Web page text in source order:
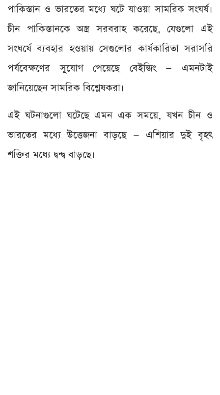
পাকিস্তান ও ভারতের মধ্যে ঘটে যাওয়া সামরিক সংঘর্ষ।
চীন পাকিস্তানকে অস্ত্র সরবরাহ করেছে, যেগুলো এই
সংঘর্ষে ব্যবহার হওয়ায় সেগুলোর কার্যকারিতা সরাসরি
পর্যবেক্ষণের সুযোগ পেয়েছে বেইজিং — এমনটাই
জানিয়েছেন সামরিক বিশ্লেষকরা।
এই ঘটনাগুলো ঘটেছে এমন এক সময়ে, যখন চীন ও
ভারতের মধ্যে উত্তেজনা বাড়ছে — এশিয়ার দুই বৃহৎ
শক্তির মধ্যে দ্বন্দ্ব বাড়ছে।